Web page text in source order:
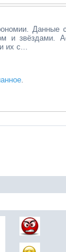
Данные
и звёздами.
их с...
.